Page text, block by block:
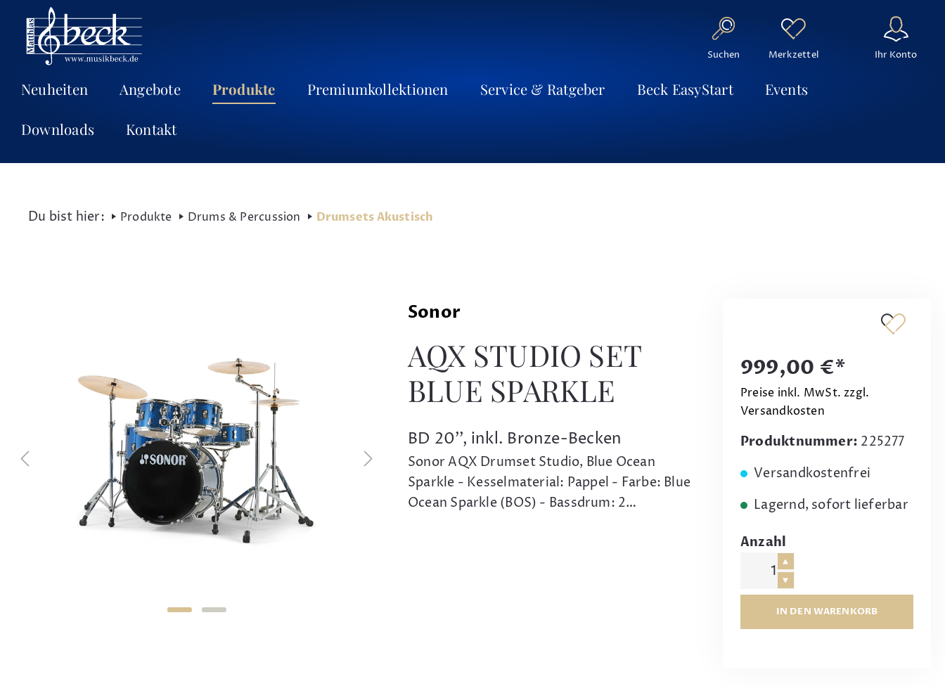
Neuheiten Angebote Produkte Premiumkollektionen Service & Ratgeber Beck EasyStart Events
Downloads Kontakt
Suchen Merkzettel Ihr Konto
Produkte Drums & Percussion Drumsets Akustisch
Sonor
AQX STUDIO SET
BLUE SPARKLE
BD 20'', inkl. Bronze-Becken
Sonor AQX Drumset Studio, Blue Ocean
Sparkle - Kesselmaterial: Pappel - Farbe: Blue
Ocean Sparkle (BOS) - Bassdrum: 2…
999,00 €*
Preise inkl. MwSt. zzgl.
Versandkosten
Produktnummer: 225277
Versandkostenfrei
Lagernd, sofort lieferbar
Anzahl
IN DEN WARENKORB